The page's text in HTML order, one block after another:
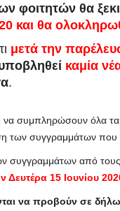
φοιτητών θα
και θα
μετά την
καμία
.
να συμπληρώσουν όλα τα
των συγγραμμάτων που
συγγραμμάτων από τους
Δευτέρα 15 Ιουνίου
να προβούν σε